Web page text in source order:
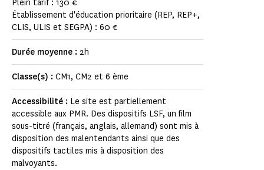
Plein tarif : 130 €
Établissement d'éducation prioritaire (REP, REP+,
CLIS, ULIS et SEGPA) : 60 €
Durée moyenne : 2h
Classe(s) : CM1, CM2 et 6 ème
Accessibilité : Le site est partiellement
accessible aux PMR. Des dispositifs LSF, un film
sous-titré (français, anglais, allemand) sont mis à
disposition des malentendants ainsi que des
dispositifs tactiles mis à disposition des
malvoyants.